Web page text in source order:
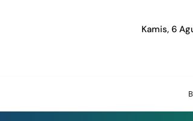
Kamis, 6
Baruga Info |